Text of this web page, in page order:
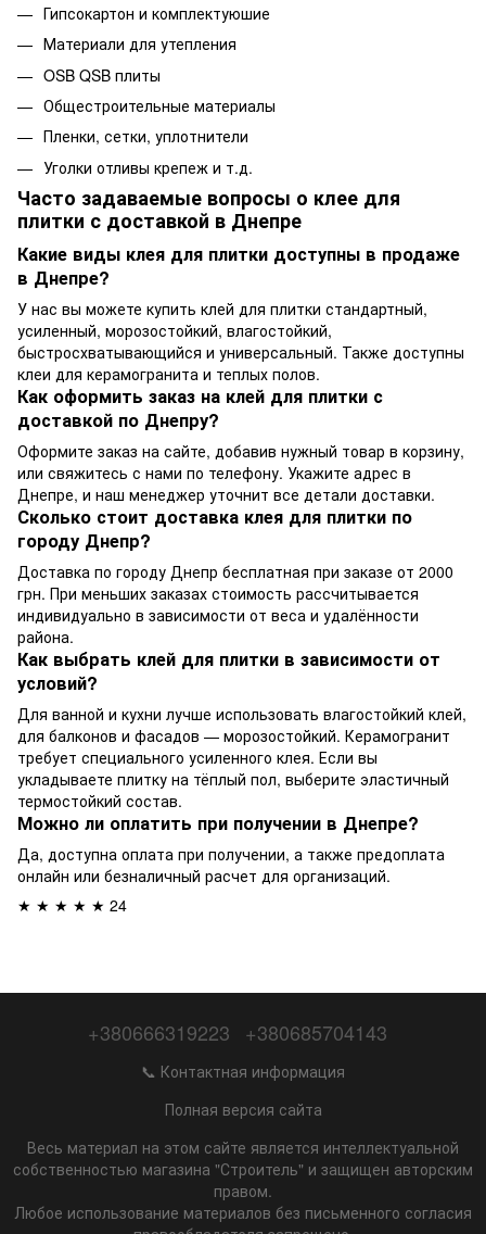
Гипсокартон и комплектуюшие
Материали для утепления
OSB QSB плиты
Общестроительные материалы
Пленки, сетки, уплотнители
Уголки отливы крепеж и т.д.
Часто задаваемые вопросы о клее для
плитки с доставкой в Днепре
Какие виды клея для плитки доступны в продаже
в Днепре?
У нас вы можете купить клей для плитки стандартный,
усиленный, морозостойкий, влагостойкий,
быстросхватывающийся и универсальный. Также доступны
клеи для керамогранита и теплых полов.
Как оформить заказ на клей для плитки с
доставкой по Днепру?
Оформите заказ на сайте, добавив нужный товар в корзину,
или свяжитесь с нами по телефону. Укажите адрес в
Днепре, и наш менеджер уточнит все детали доставки.
Сколько стоит доставка клея для плитки по
городу Днепр?
Доставка по городу Днепр бесплатная при заказе от 2000
грн. При меньших заказах стоимость рассчитывается
индивидуально в зависимости от веса и удалённости
района.
Как выбрать клей для плитки в зависимости от
условий?
Для ванной и кухни лучше использовать влагостойкий клей,
для балконов и фасадов — морозостойкий. Керамогранит
требует специального усиленного клея. Если вы
укладываете плитку на тёплый пол, выберите эластичный
термостойкий состав.
Можно ли оплатить при получении в Днепре?
Да, доступна оплата при получении, а также предоплата
онлайн или безналичный расчет для организаций.
★ ★ ★ ★ ★ 24
+380666319223 +380685704143
📞 Контактная информация
Полная версия сайта
Весь материал на этом сайте является интеллектуальной
собственностью магазина "Строитель" и защищен авторским
правом.
Любое использование материалов без письменного согласия